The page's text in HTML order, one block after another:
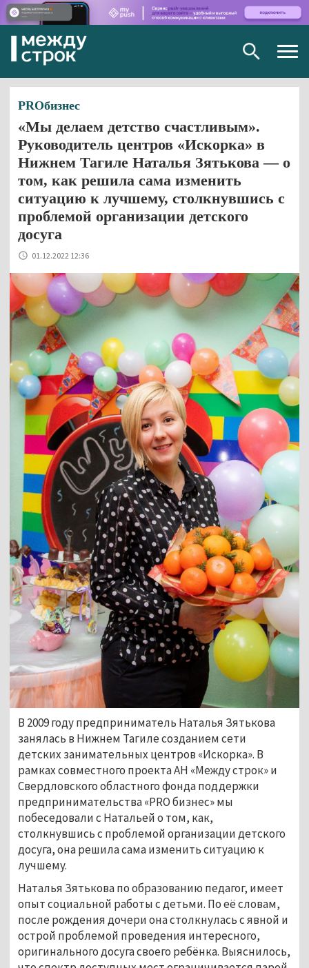
PROбизнес
«Мы делаем детство счастливым».
Руководитель центров «Искорка» в
Нижнем Тагиле Наталья Зятькова — о
том, как решила сама изменить
ситуацию к лучшему, столкнувшись с
проблемой организации детского
досуга
01.12.2022 12:36
В 2009 году предприниматель Наталья Зятькова
занялась в Нижнем Тагиле созданием сети
детских занимательных центров «Искорка». В
рамках совместного проекта АН «Между строк» и
Свердловского областного фонда поддержки
предпринимательства «PRO бизнес» мы
побеседовали с Натальей о том, как,
столкнувшись с проблемой организации детского
досуга, она решила сама изменить ситуацию к
лучшему.
Наталья Зятькова по образованию педагог, имеет
опыт социальной работы с детьми. По её словам,
после рождения дочери она столкнулась с явной и
острой проблемой проведения интересного,
оригинального досуга своего ребёнка. Выяснилось,